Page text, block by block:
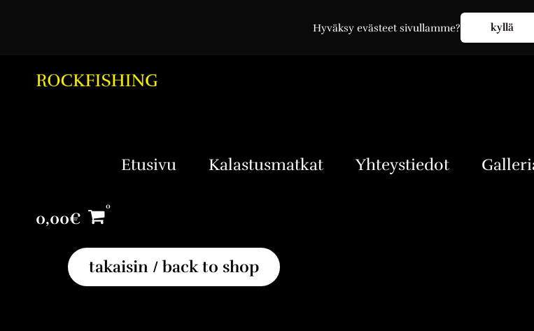
Hyväksy evästeet sivullamme? kyllä
Kirjaudu
Etusivu Kalastusmatkat Yhteystiedot
0,00€